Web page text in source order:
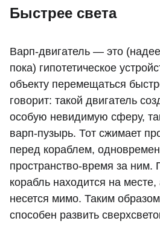
Быстрее света
Варп-двигатель — это
пока) гипотетическое
объекту перемещаться
говорит: такой двигатель
особую невидимую сферу,
варп-пузырь. Тот сжимает
перед кораблем,
пространство-время за ним.
корабль находится на
несется мимо. Таким
способен развить